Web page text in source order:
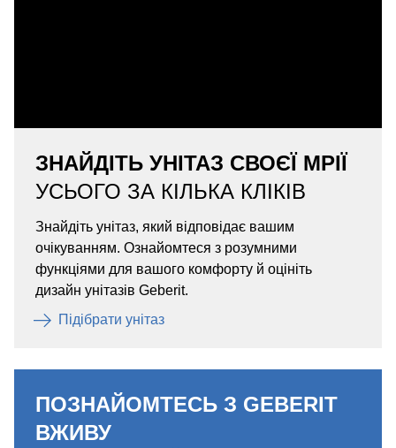
ЗНАЙДІТЬ УНІТАЗ СВОЄЇ МРІЇ
УСЬОГО ЗА КІЛЬКА КЛІКІВ
Знайдіть унітаз, який відповідає вашим
очікуванням. Ознайомтеся з розумними
функціями для вашого комфорту й оцініть
дизайн унітазів Geberit.
Підібрати унітаз
ПОЗНАЙОМТЕСЬ З GEBERIT
ВЖИВУ